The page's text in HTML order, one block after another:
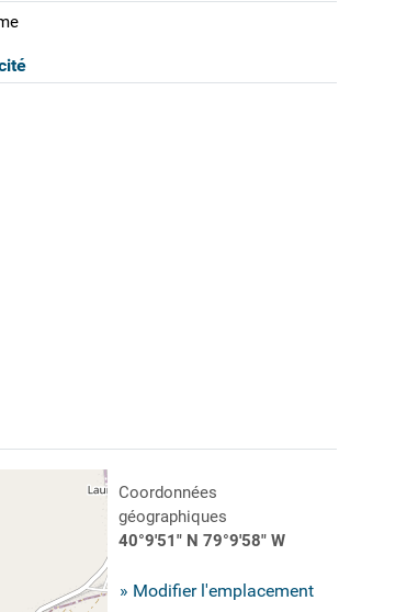
Coordonnées
géographiques
40°9'51" N 79°9'58" W
» Modifier l'emplacement